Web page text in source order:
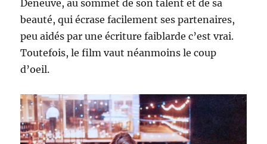
Deneuve, au sommet de son talent et de sa
beauté, qui écrase facilement ses partenaires,
peu aidés par une écriture faiblarde c’est vrai.
Toutefois, le film vaut néanmoins le coup
d’oeil.